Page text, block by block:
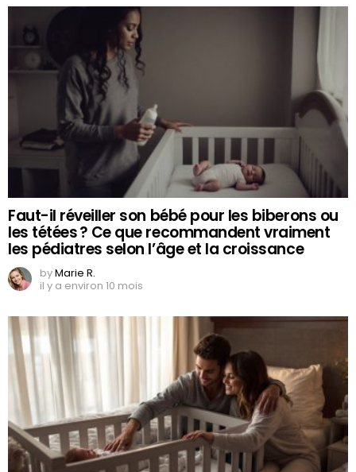
Faut-il réveiller son bébé pour les biberons ou
les tétées ? Ce que recommandent vraiment
les pédiatres selon l’âge et la croissance
byMarie R.
il y a environ 10 mois